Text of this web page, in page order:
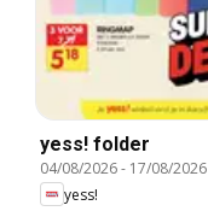
yess! folder
04/08/2026- 17/08/2026
yess!